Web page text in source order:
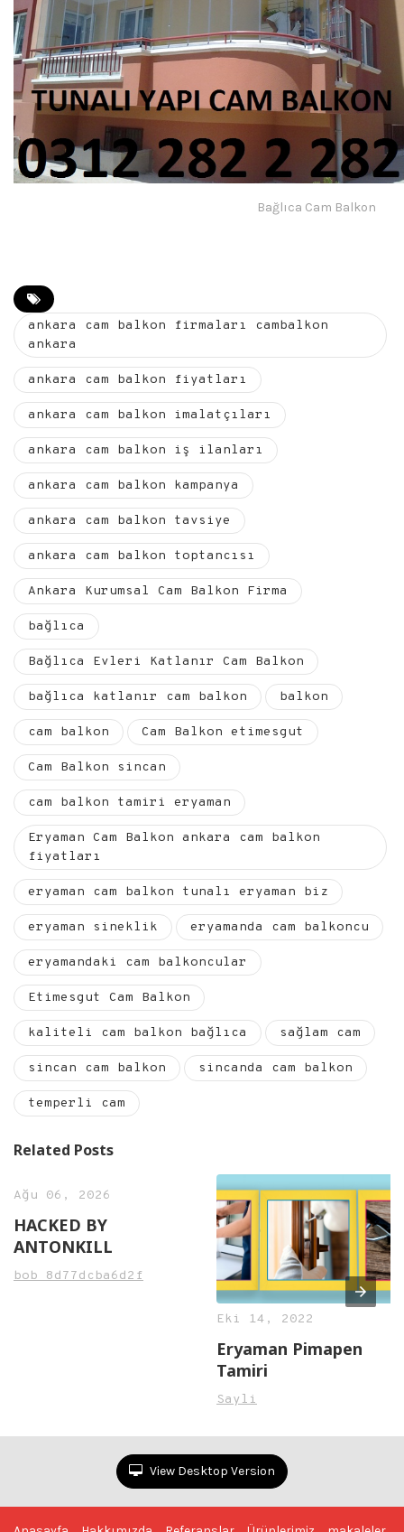
Bağlıca Cam Balkon
ankara cam balkon firmaları cambalkon
ankara
ankara cam balkon fiyatları
ankara cam balkon imalatçıları
ankara cam balkon iş ilanları
ankara cam balkon kampanya
ankara cam balkon tavsiye
ankara cam balkon toptancısı
Ankara Kurumsal Cam Balkon Firma
bağlıca
Bağlıca Evleri Katlanır Cam Balkon
bağlıca katlanır cam balkon balkon
cam balkon Cam Balkon etimesgut
Cam Balkon sincan
cam balkon tamiri eryaman
Eryaman Cam Balkon ankara cam balkon
fiyatları
eryaman cam balkon tunalı eryaman biz
eryaman sineklik eryamanda cam balkoncu
eryamandaki cam balkoncular
Etimesgut Cam Balkon
kaliteli cam balkon bağlıca sağlam cam
sincan cam balkon sincanda cam balkon
temperli cam
Related Posts
Ağu 06, 2026
HACKED BY
ANTONKILL
bob_8d77dcba6d2f
Eki 14, 2022
Eryaman Pimapen
Tamiri
Sayli
View Desktop Version